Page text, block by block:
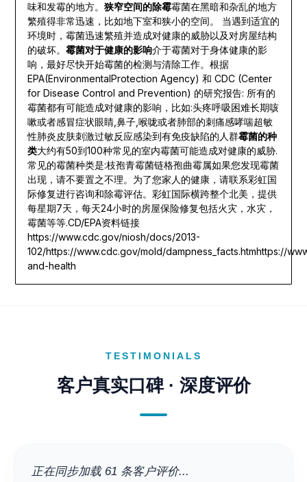
味和发霉的地方。 狭窄空间的除霉霉菌在黑暗和杂乱的地方
繁殖得非常迅速，比如地下室和狭小的空间。 当遇到适宜的
环境时，霉菌迅速繁殖并造成对健康的威胁以及对房屋结构
的破坏。 霉菌对于健康的影响介于霉菌对于身体健康的影
响，最好尽快开始霉菌的检测与清除工作。根据
EPA(EnvironmentalProtection Agency) 和 CDC (Center
for Disease Control and Prevention) 的研究报告: 所有的
霉菌都有可能造成对健康的影响，比如:头疼呼吸困难长期咳
嗽或者感冒症状眼睛,鼻子,喉咙或者肺部的刺痛感哮喘超敏
性肺炎皮肤刺激过敏反应感染到有免疫缺陷的人群霉菌的种
类大约有50到100种常见的室内霉菌可能造成对健康的威胁.
常见的霉菌种类是:枝孢青霉菌链格孢曲霉属如果您发现霉菌
出现，请不要置之不理。为了您家人的健康，请联系彩虹国
际修复进行咨询和除霉评估。彩虹国际横跨整个北美，提供
每星期7天，每天24小时的房屋保险修复包括火灾，水灾，
霉菌等等.CD/EPA资料链接
https://www.cdc.gov/niosh/docs/2013-
102/https://www.cdc.gov/mold/dampness_facts.htmhttps://
and-health
TESTIMONIALS
客户真实口碑 · 深度评价
正在同步加载 61 条客户评价...